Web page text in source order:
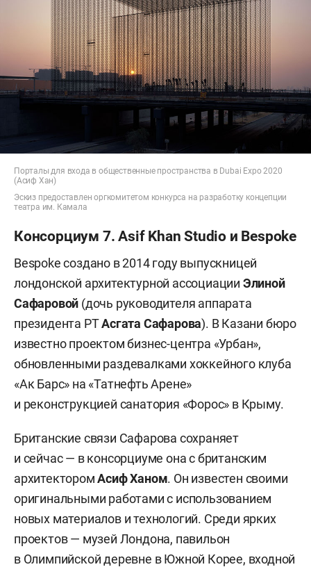
Порталы для входа в общественные пространства в Dubai Expo 2020
(Асиф Хан)
Эскиз предоставлен оргкомитетом конкурса на разработку концепции
театра им. Камала
Консорциум 7. Asif Khan Studio и Bespoke
Bespoke создано в 2014 году выпускницей
лондонской архитектурной ассоциации Элиной
Сафаровой (дочь руководителя аппарата
президента РТАсгата Сафарова). В Казани бюро
известно проектом бизнес-центра «Урбан»,
обновленными раздевалками хоккейного клуба
«Ак Барс» на «Татнефть Арене»
и реконструкцией санатория «Форос» в Крыму.
Британские связи Сафарова сохраняет
и сейчас — в консорциуме она с британским
архитекторомАсиф Ханом. Он известен своими
оригинальными работами с использованием
новых материалов и технологий. Среди ярких
проектов — музей Лондона, павильон
в Олимпийской деревне в Южной Корее, входной